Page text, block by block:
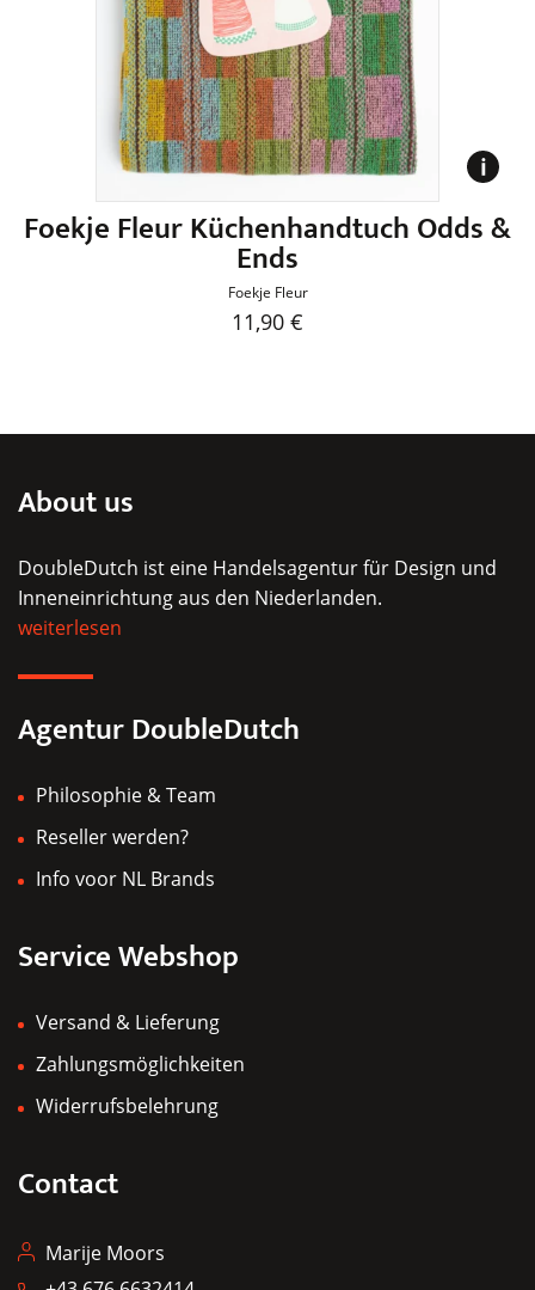
Foekje Fleur Küchenhandtuch Odds &
Ends
Foekje Fleur
11,90 €
Optionen
können
gewählt
About us
DoubleDutch ist eine Handelsagentur für Design und
Inneneinrichtung aus den Niederlanden.
weiterlesen
Agentur DoubleDutch
Philosophie & Team
Reseller werden?
Info voor NL Brands
Service Webshop
Versand & Lieferung
Zahlungsmöglichkeiten
Widerrufsbelehrung
Contact
Marije Moors